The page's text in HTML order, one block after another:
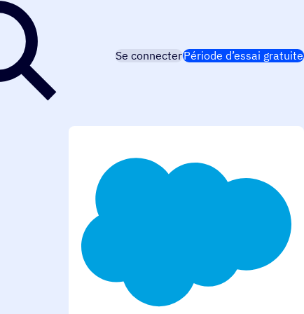
Se connecterPériode d’essai gratuite